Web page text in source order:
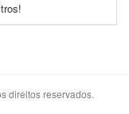
direitos reservados.